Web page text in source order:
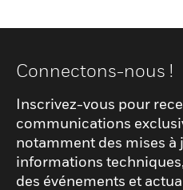
Connectons-nous !
Inscrivez-vous pour
communications
notamment des mises à
informations
des événements et